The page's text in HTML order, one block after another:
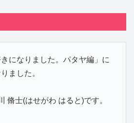
になりました。パタヤ編」に
ました。
脩士(はせがわ はると)です。